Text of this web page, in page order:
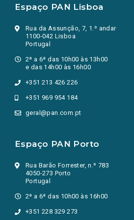
Espaço PAN Lisboa
Rua da Assunção, 7, 1.º andar
1100-042 Lisboa
Portugal
2ª a 6ª das 10h00 às 13h00
e das 14h00 às 16h00
+351 213 426 226
+351 969 954 184
geral@pan.com.pt
Espaço PAN Porto
Rua Barão Forrester, n.º 783
4050-273 Porto
Portugal
2ª a 6ª das 10h00 às 16h00
+351 228 329 273